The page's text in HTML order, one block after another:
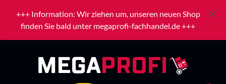
Zum Hauptinhalt springen
+++ Information: Wir ziehen um, unseren neuen Shop
finden Sie bald unter megaprofi-fachhandel.de +++